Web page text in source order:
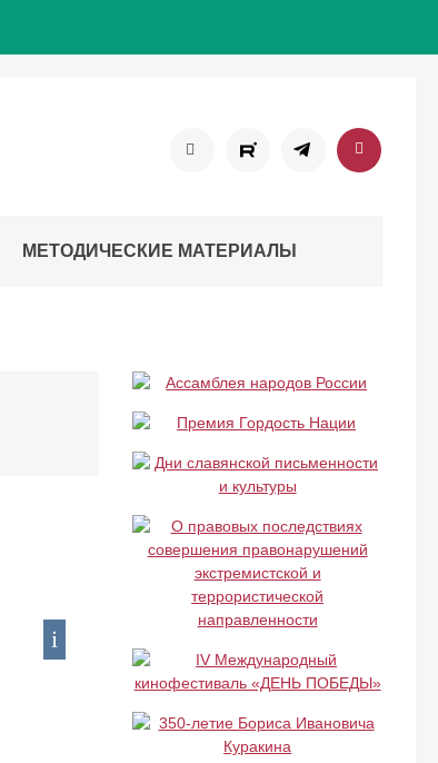
МЕТОДИЧЕСКИЕ МАТЕРИАЛЫ